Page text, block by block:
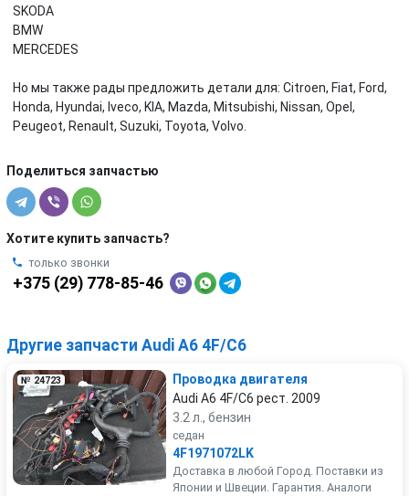
SKODA
BMW
MERCEDES
Но мы также рады предложить детали для: Citroen, Fiat, Ford,
Honda, Hyundai, Iveco, KIA, Mazda, Mitsubishi, Nissan, Opel,
Peugeot, Renault, Suzuki, Toyota, Volvo.
Поделиться запчастью
Хотите купить запчасть?
только звонки
+375 (29) 778-85-46
Другие запчасти Audi A6 4F/C6
№ 24723
Проводка двигателя
Audi A6 4F/C6 рест. 2009
3.2 л., бензин
седан
4F1971072LK
Доставка в любой Город. Поставки из
Японии и Швеции. Гарантия. Аналоги